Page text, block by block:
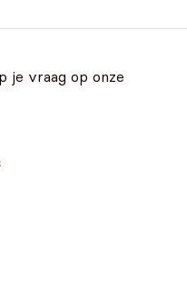
je vraag op onze